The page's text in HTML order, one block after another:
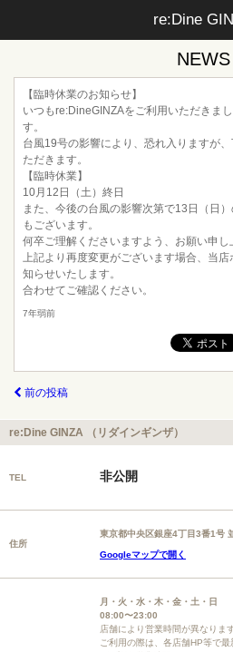
re:Dine
NEWS
【臨時休業のお知らせ】
いつもre:DineGINZAをご利用いただきま
す。
台風19号の影響により、恐れ入りますが
ただきます。
【臨時休業】
10月12日（土）終日
また、今後の台風の影響次第で13日（日
もございます。
何卒ご理解くださいますよう、お願い申し
上記より再度変更がございます場合、当
知らせいたします。
合わせてご確認ください。
7年弱前
前の投稿
re:Dine GINZA （リダインギンザ）
TEL 非公開
住所
東京都中央区銀座4丁目3番1号
Googleマップで開く
月・火・水・木・金・土・日
08:00〜23:00
店舗により営業時間が異なります
ご利用の際は、各店舗HP等で最